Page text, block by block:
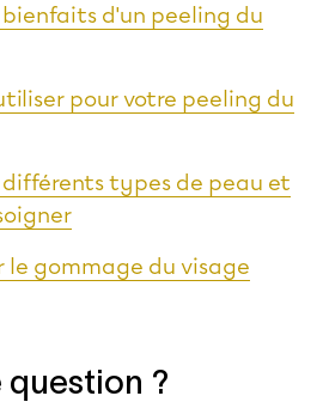
bienfaits d'un peeling du
pour votre peeling du
différents types de peau et
le gommage du visage
question ?